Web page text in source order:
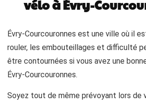
vélo à Évry-
Évry-Courcouronnes est une ville où il
rouler, les embouteillages et difficulté
être contournées si vous avez une
Évry-Courcouronnes.
Soyez tout de même prévoyant lors de